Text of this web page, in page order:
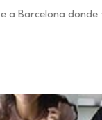
a Barcelona